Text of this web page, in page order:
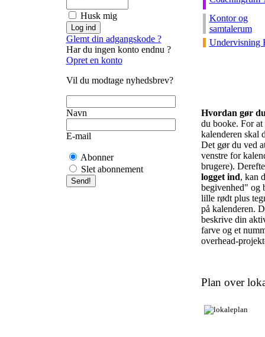
Husk mig
Glemt din adgangskode ?
Har du ingen konto endnu ?
Opret en konto
Vil du modtage nyhedsbrev?
Navn
E-mail
Abonner
Slet abonnement
Kontor og
samtalerum
Undervisning
Hvordan gør
du booke. For
kalenderen skal
Det gør du ved
venstre for
brugere).
logget ind, kan
begivenhed" og
lille rødt plus
på kalenderen.
beskrive din
farve og et
overhead-
Plan over